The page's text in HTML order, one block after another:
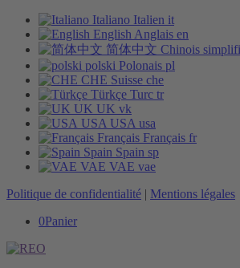
Italiano Italien it
English Anglais en
简体中文 Chinois
polski Polonais pl
CHE Suisse che
Türkçe Turc tr
UK UK vk
USA USA usa
Français Français fr
Spain Spain sp
VAE VAE vae
Politique de confidentialité | Mentions légales
0Panier